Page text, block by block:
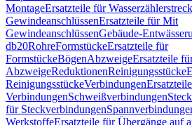
MontageErsatzteile für
GewindeanschlüssenErsatzteile für Mit
GewindeanschlüssenGebäude-
db20RohreFormstückeErsatzteile für
FormstückeBögenAbzweigeErsatzteile
AbzweigeReduktionenReinigungsstücke
ReinigungsstückeVerbindungen
VerbindungenSchweißverbindungen
für Steckverbindungen
WerkstoffeErsatzteile für Übergänge auf